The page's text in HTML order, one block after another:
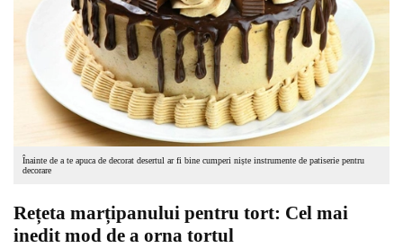
Înainte de a te apuca de decorat desertul ar fi bine cumperi niște instrumente de patiserie pentru
decorare
Rețeta marțipanului pentru tort: Cel mai
inedit mod de a orna tortul